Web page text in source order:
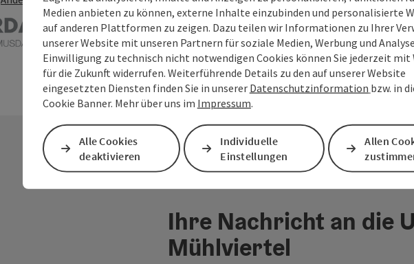
Ihre Nachricht an die
Mühlviertel
Medien anbieten zu können, externe Inhalte einzubinden und personalisierte
auf anderen Plattformen zu zeigen. Dazu teilen wir Informationen zu Ihrer
unserer Website mit unseren Partnern für soziale Medien, Werbung und
Einwilligung zu technisch nicht notwendigen Cookies können Sie jederzeit mit
für die Zukunft widerrufen. Weiterführende Details zu den auf unserer Website
eingesetzten Diensten finden Sie in unserer Datenschutzinformation bzw. in
Cookie Banner. Mehr über uns im Impressum.
Alle Cookies
deaktivieren
Individuelle
Einstellungen
Allen